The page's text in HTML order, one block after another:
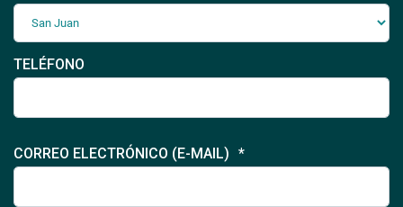
TELÉFONO
CORREO ELECTRÓNICO (E-MAIL)